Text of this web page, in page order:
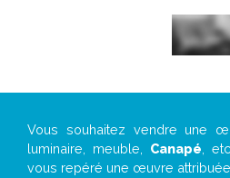
Vous souhaitez vendre une
luminaire, meuble, Canapé,
vous repéré une œuvre